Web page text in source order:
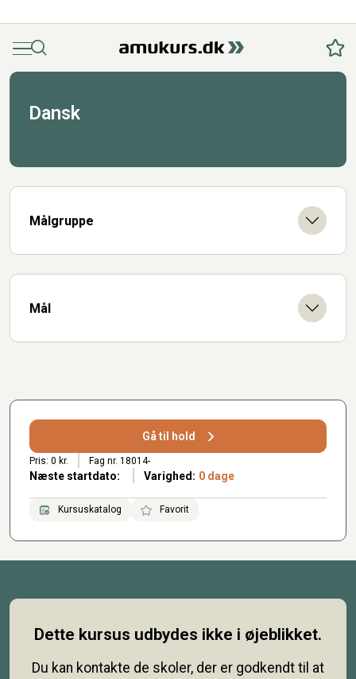
MenuSøg
Dansk
Målgruppe
Mål
Gå til hold
Pris: 0 kr. Fag nr. 18014-
Næste startdato: Varighed: 0 dage
Kursuskatalog Favorit
Dette kursus udbydes ikke i øjeblikket.
Du kan kontakte de skoler, der er godkendt til at